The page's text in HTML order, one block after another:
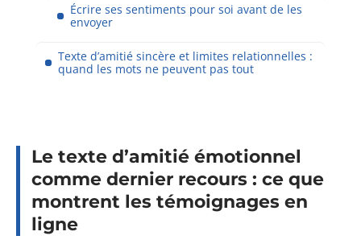
Écrire ses sentiments pour soi avant de les
envoyer
Texte d’amitié sincère et limites relationnelles :
quand les mots ne peuvent pas tout
Le texte d’amitié émotionnel
comme dernier recours : ce que
montrent les témoignages en
ligne